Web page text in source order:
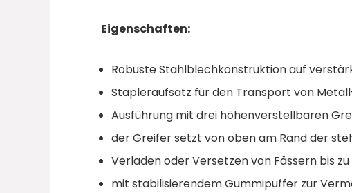
Eigenschaften:
Robuste Stahlblechkonstruktion auf
Stapleraufsatz für den Transport von
Ausführung mit drei höhenverstellbaren
der Greifer setzt von oben am Rand der
Verladen oder Versetzen von Fässern bis
mit stabilisierendem Gummipuffer zur